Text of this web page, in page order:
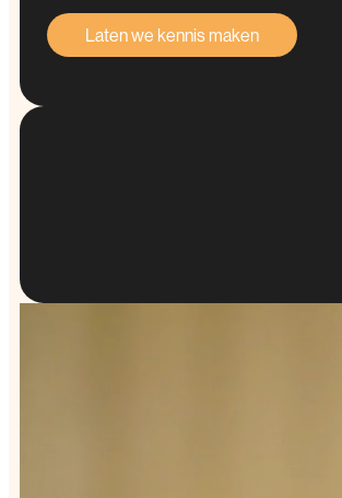
Laten we kennis maken